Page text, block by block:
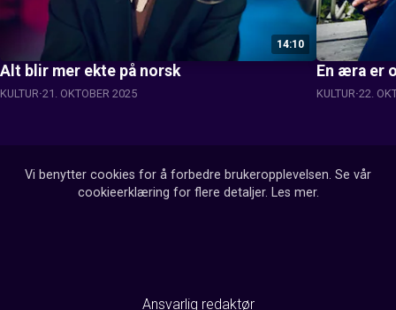
14:10
Alt blir mer ekte på norsk
KULTUR 21. OKTOBER 2025
En æra er
KULTUR 22.
Vi benytter cookies for å forbedre brukeropplevelsen. Se vår
cookieerklæring for flere detaljer. Les mer.
Ansvarlig redaktør